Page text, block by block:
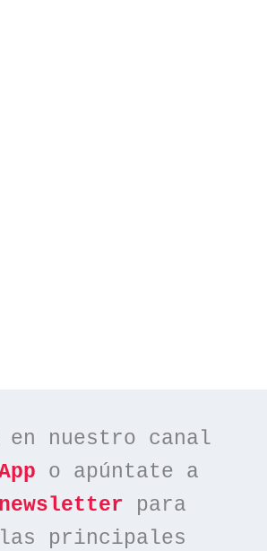
en nuestro canal
o apúntate a
newsletter para
principales